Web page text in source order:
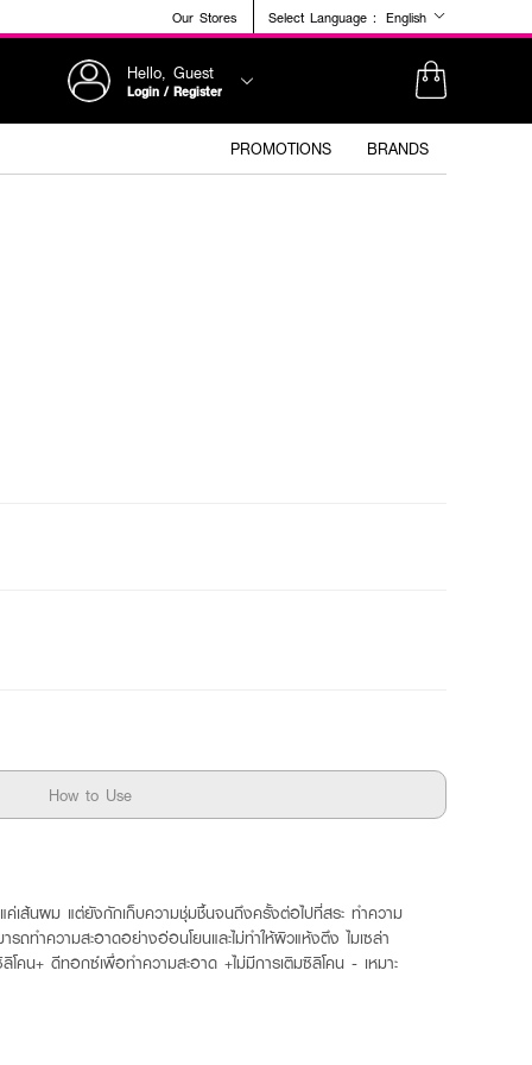
Our Stores Select Language : English
Hello, Guest
Login / Register
PROMOTIONS BRANDS
How to Use
เส้นผม แต่ยังกักเก็บความชุ่มชื้นจนถึงครั้งต่อไปที่สระ ทำความ
ทำความสะอาดอย่างอ่อนโยนและไม่ทำให้ผิวแห้งตึง ไมเซล่า
น+ ดีทอกซ์เพื่อทำความสะอาด +ไม่มีการเติมซิลิโคน - เหมาะ